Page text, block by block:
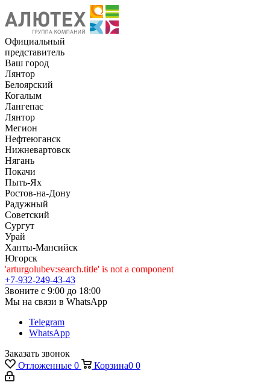
Официальный
представитель
Ваш город
Лянтор
Белоярский
Когалым
Лангепас
Лянтор
Мегион
Нефтеюганск
Нижневартовск
Нягань
Покачи
Пыть-Ях
Рoстов-на-Дону
Радужный
Советский
Сургут
Урай
Ханты-Мансийск
Югорск
'arturgolubev:search.title' is not a component
+7-932-249-43-43
Звоните с 9:00 до 18:00
Мы на связи в WhatsApp
Telegram
WhatsApp
Заказать звонок
Отложенные 0 Корзина0 0